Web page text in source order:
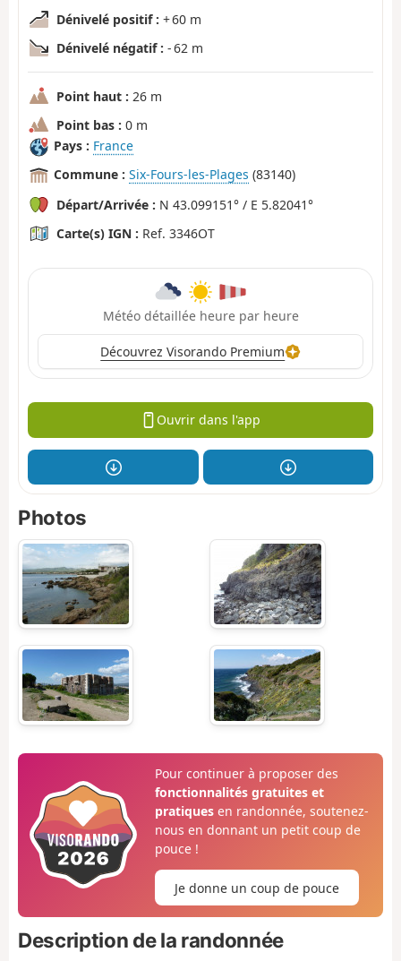
Dénivelé positif : + 60 m
Dénivelé négatif : - 62 m
Point haut : 26 m
Point bas : 0 m
Pays : France
Commune : Six-Fours-les-Plages (83140)
Départ/Arrivée : N 43.099151° / E 5.82041°
Carte(s) IGN : Ref. 3346OT
Météo détaillée heure par heure
Découvrez Visorando Premium
Ouvrir dans l'app
Photos
Pour continuer à proposer des
fonctionnalités gratuites et
pratiquesen randonnée, soutenez-
nous en donnant un petit coup de
pouce !
Je donne un coup de pouce
Description de la randonnée